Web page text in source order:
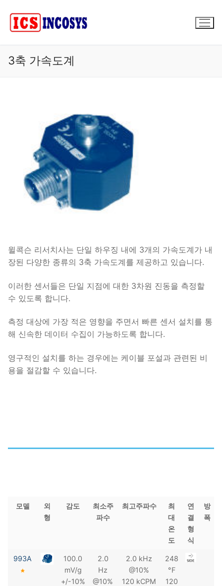
3축 가속도계
윌콕슨 리서치사는 단일 하우징 내에 3개의 가속도계가 내
장된 다양한 종류의 3축 가속도계를 제공하고 있습니다.
이러한 센서들은 단일 지점에 대한 3차원 진동을 측정할
수 있도록 합니다.
측정 대상에 가장 적은 영향을 주면서 빠른 센서 설치를 통
해 신속한 데이터 수집이 가능하도록 합니다.
영구적인 설치를 하는 경우에는 케이블 포설과 관련된 비
용을 절감할 수 있습니다.
모델
외
형
감도
최소주
파수
최고주파수
최
대
온
도
연
결
형
식
방
폭
993A
100.0
mV/g
+/-10%
2.0
Hz
@10%
2.0 kHz
@10%
120 kCPM
248
°F
120